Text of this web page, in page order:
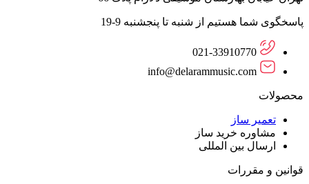
پاسخگوی شما هستیم از شنبه تا پنجشنبه 9-19
021-33910770
info@delarammusic.com
محصولات
تعمیر ساز
مشاوره خرید ساز
ارسال بین المللی
قوانین و مقررات